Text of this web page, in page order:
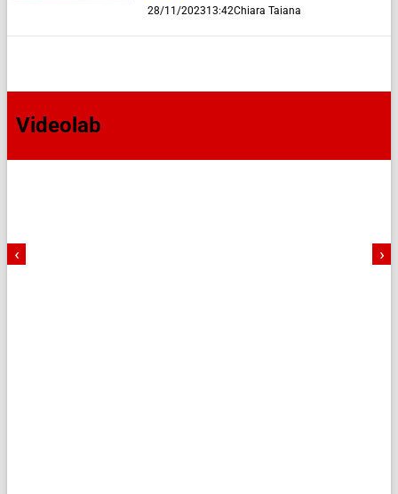
28/11/202313:42Chiara Taiana
Videolab
‹ ›